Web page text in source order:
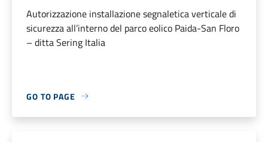
Autorizzazione installazione segnaletica verticale di
sicurezza all’interno del parco eolico Paida-San Floro
– ditta Sering Italia
GO TO PAGE